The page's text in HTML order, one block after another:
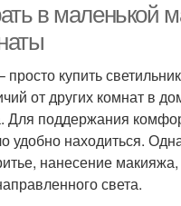
в маленькой
купить
от других комнат в
Для поддержания
удобно находиться.
нанесение
света.